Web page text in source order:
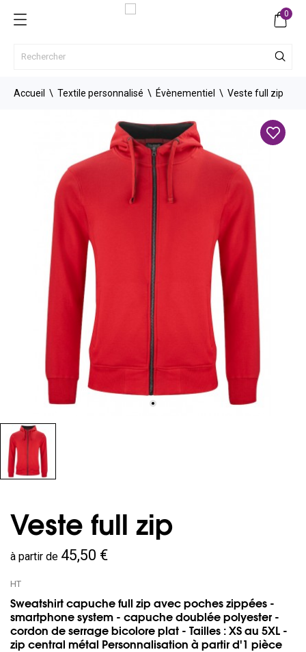
0
Accueil Textile personnalisé Évènementiel Veste full zip
Veste full zip
à partir de 45,50 €
HT
Sweatshirt capuche full zip avec poches zippées -
smartphone system - capuche doublée polyester -
cordon de serrage bicolore plat - Tailles : XS au 5XL -
zip central métal Personnalisation à partir d'1 pièce